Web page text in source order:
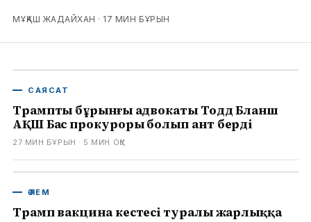
МҰҚАШ ЖАДАЙХАН · 17 МИН БҰРЫН
САЯСАТ
Трамптың бұрынғы адвокаты Тодд Бланш
АҚШ Бас прокуроры болып ант берді
27 МИН БҰРЫН · 5 МИН ОҚУ
ӘЛЕМ
Трамп вакцина кестесі туралы жарлыққа